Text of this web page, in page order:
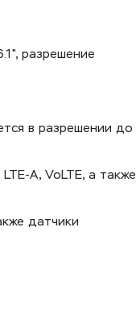
разрешение
в разрешении до
A, VoLTE, а также
датчики